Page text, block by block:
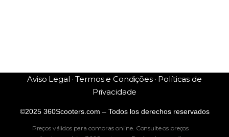
Aviso Legal · Termos e Condições · Políticas de
Privacidade
©2025 360Scooters.com – Todos los derechos reservados
Preços válidos para compras online. Consulte os preços